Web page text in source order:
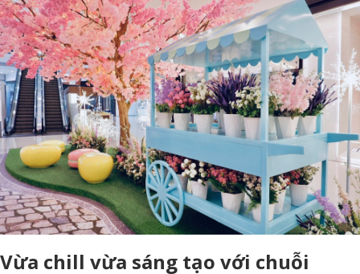
Vừa chill vừa sáng tạo với chuỗi